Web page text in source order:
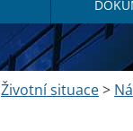
Životní situace>